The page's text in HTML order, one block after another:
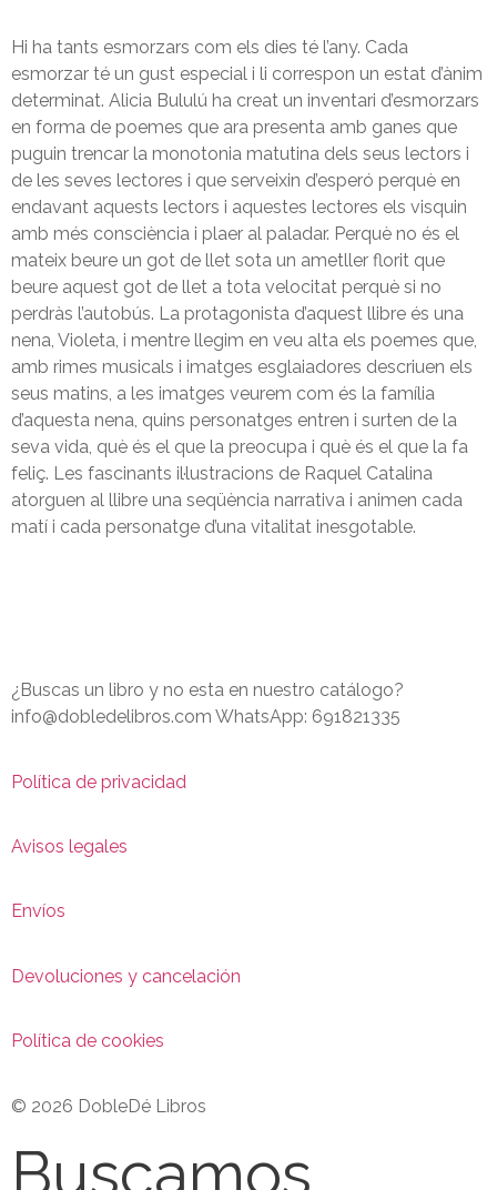
Hi ha tants esmorzars com els dies té l’any. Cada
esmorzar té un gust especial i li correspon un estat d’ànim
determinat. Alicia Bululú ha creat un inventari d’esmorzars
en forma de poemes que ara presenta amb ganes que
puguin trencar la monotonia matutina dels seus lectors i
de les seves lectores i que serveixin d’esperó perquè en
endavant aquests lectors i aquestes lectores els visquin
amb més consciència i plaer al paladar. Perquè no és el
mateix beure un got de llet sota un ametller florit que
beure aquest got de llet a tota velocitat perquè si no
perdràs l’autobús. La protagonista d’aquest llibre és una
nena, Violeta, i mentre llegim en veu alta els poemes que,
amb rimes musicals i imatges esglaiadores descriuen els
seus matins, a les imatges veurem com és la família
d’aquesta nena, quins personatges entren i surten de la
seva vida, què és el que la preocupa i què és el que la fa
feliç. Les fascinants il·lustracions de Raquel Catalina
atorguen al llibre una seqüència narrativa i animen cada
matí i cada personatge d’una vitalitat inesgotable.
¿Buscas un libro y no esta en nuestro catálogo?
info@dobledelibros.com WhatsApp: 691821335
Política de privacidad
Avisos legales
Envíos
Devoluciones y cancelación
Política de cookies
© 2026 DobleDé Libros
Buscamos